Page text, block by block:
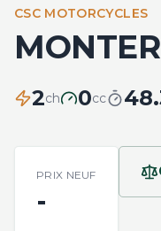
COMPARER
CSC MOTORCYCLES
2ch 0cc
PRIX NEUF
-